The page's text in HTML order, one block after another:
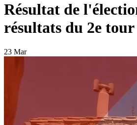
Résultat de
résultats du 2e tour
23 Mar